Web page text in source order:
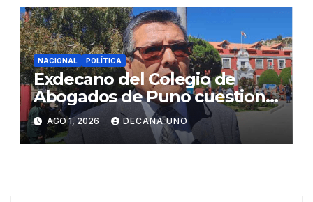
NACIONAL POLÍTICA
Exdecano del Colegio de
Abogados de Puno cuestiona
propuestas sobre seguridad
ciudadana
AGO 1, 2026 DECANA UNO